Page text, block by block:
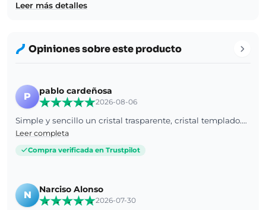
Leer más detalles
Opiniones sobre este producto
P
pablo cardeñosa
2026-08-06
Simple y sencillo un cristal trasparente, cristal templado.Bien embalado. El tratamiento antical se vera con el uso, de momento ninguna indicacion en el cristal, segun atencion al cliente el tratamiento es en las dos caras. Veremos. En mi caso ayude al trasportista y la metimos en casa.
Leer completa
Compra verificada en Trustpilot
N
Narciso Alonso
2026-07-30